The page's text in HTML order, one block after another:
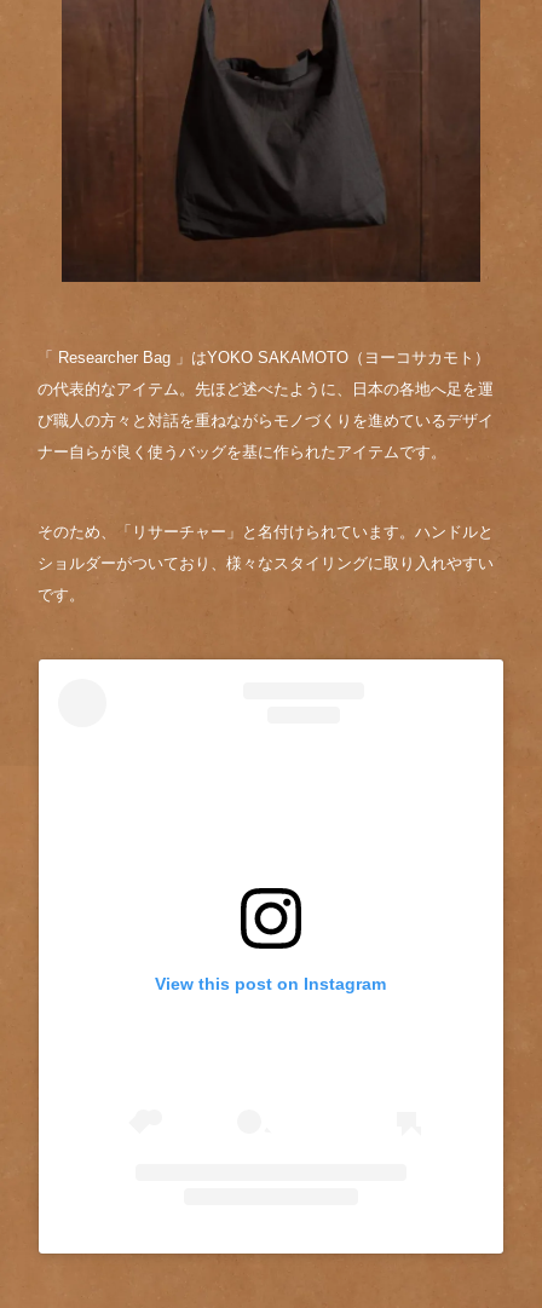
「 Researcher Bag 」はYOKO SAKAMOTO（ヨーコサカモト）
の代表的なアイテム。先ほど述べたように、日本の各地へ足を運
び職人の方々と対話を重ねながらモノづくりを進めているデザイ
ナー自らが良く使うバッグを基に作られたアイテムです。
そのため、「リサーチャー」と名付けられています。ハンドルと
ショルダーがついており、様々なスタイリングに取り入れやすい
です。
View this post on Instagram